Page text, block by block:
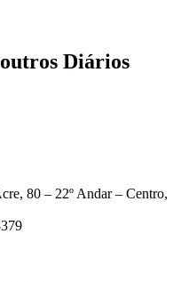
Diários
80 – 22º Andar – Centro,